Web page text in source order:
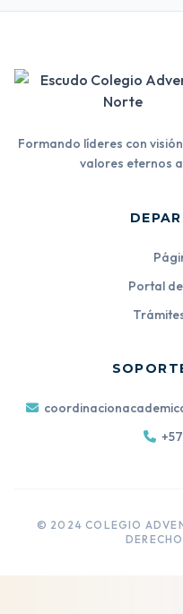
Formando líderes con
valores eternos
Portal
© 2024 COLEGIO